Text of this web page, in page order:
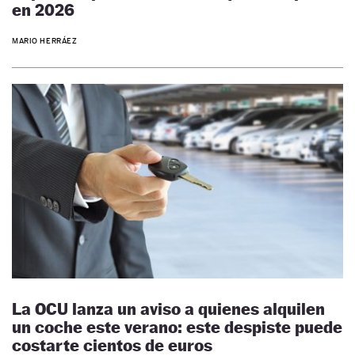
en 2026
MARIO HERRÁEZ
La OCU lanza un aviso a quienes alquilen
un coche este verano: este despiste puede
costarte cientos de euros